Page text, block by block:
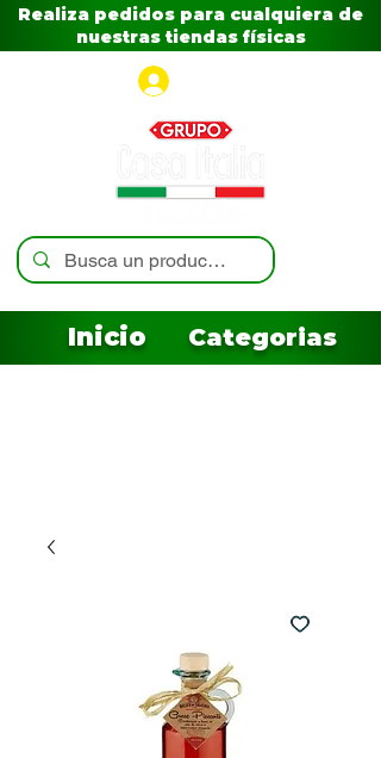
Realiza pedidos para cualquiera de
nuestras tiendas físicas
Inicio Categorias